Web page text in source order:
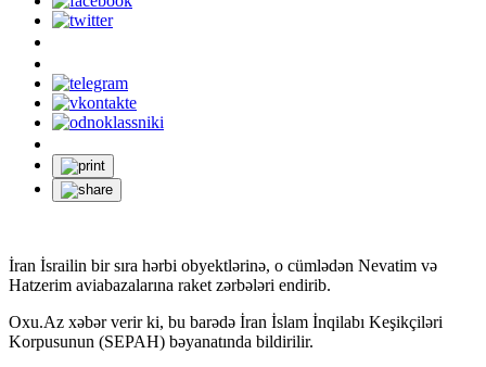
İran İsrailin bir sıra hərbi obyektlərinə, o cümlədən Nevatim və
Hatzerim aviabazalarına raket zərbələri endirib.
Oxu.Az xəbər verir ki, bu barədə İran İslam İnqilabı Keşikçiləri
Korpusunun (SEPAH) bəyanatında bildirilir.